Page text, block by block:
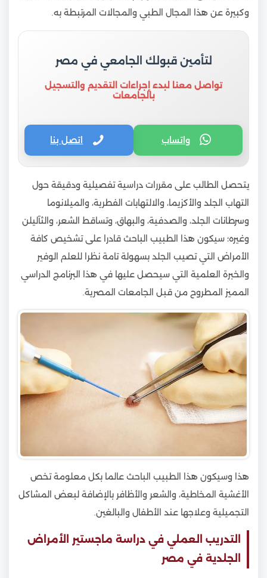
وكبيرة عن هذا المجال الطبي والمجالات المرتبطة به.
لتأمين قبولك الجامعي في مصر
تواصل معنا لبدء إجراءات التقديم والتسجيل
بالجامعات
واتساب اتصل بنا
يتحصل الطالب على مقررات دراسية تفصيلية ودقيقة حول
التهاب الجلد والأكزيما، والالتهابات الفطرية، والميلانوما
وسرطانات الجلد، والصدفية، والبهاق، وتساقط الشعر، والثآليلن
وغيره؛ سيكون هذا الطبيب الباحث قادرا على تشخيص كافة
الأمراض التي تصيب الجلد بسهولة تامة نظرا للعلم الوفير
والخبرة العلمية التي سيحصل عليها في هذا البرنامج الدراسي
المميز المطروح من قبل الجامعات المصرية.
هذا وسيكون هذا الطبيب الباحث عالما بكل معلومة تخص
الأغشية المخاطية، والشعر والأظافر بالإضافة لبعض المشاكل
التجميلية وعلاجها عند الأطفال والبالغين.
التدريب العملي في دراسة ماجستير الأمراض
الجلدية في مصر